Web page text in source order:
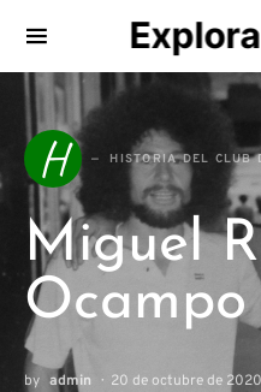
Search for:
H HISTORIA DEL CLUB
Miguel
Ocampo
by admin 20 de octubre de 2020